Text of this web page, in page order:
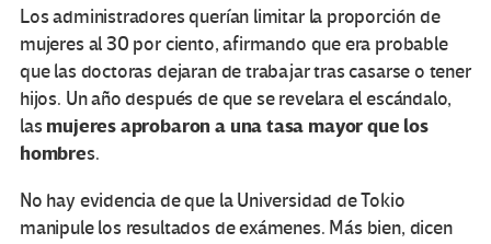
Los administradores querían limitar la proporción de
mujeres al 30 por ciento, afirmando que era probable
que las doctoras dejaran de trabajar tras casarse o tener
hijos. Un año después de que se revelara el escándalo,
las mujeres aprobaron a una tasa mayor que los
hombres.
No hay evidencia de que la Universidad de Tokio
manipule los resultados de exámenes. Más bien, dicen